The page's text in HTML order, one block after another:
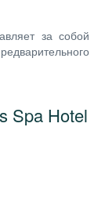
за собой
Spa Hotel